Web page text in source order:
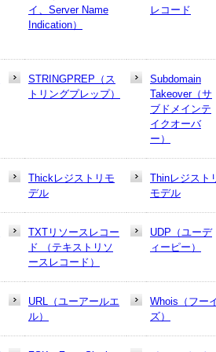
イ、Server Name
Indication）
レコード
STRINGPREP（ス
トリングプレップ）
Subdomain
Takeover（サ
ブドメインテ
イクオーバ
ー）
Thickレジストリモ
デル
Thinレジスト
モデル
TXTリソースレコー
ド （テキストリソ
ースレコード）
UDP（ユーデ
ィーピー）
URL（ユーアールエ
ル）
Whois（フー
ズ）